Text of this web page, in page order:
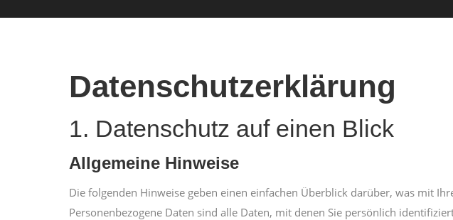
Datenschutzerklärung
1. Datenschutz auf einen Blick
Allgemeine Hinweise
Die folgenden Hinweise geben einen einfachen Überblick darüber, was mit
Personenbezogene Daten sind alle Daten, mit denen Sie persönlich